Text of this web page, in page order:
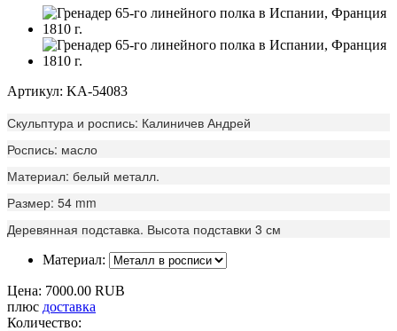
Артикул: KA-54083
Скульптура и роспись: Калиничев Андрей
Роспись: масло
Материал: белый металл.
Размер: 54 mm
Деревянная подставка. Высота подставки 3 см
Материал:
Цена: 7000.00 RUB
плюс доставка
Количество: